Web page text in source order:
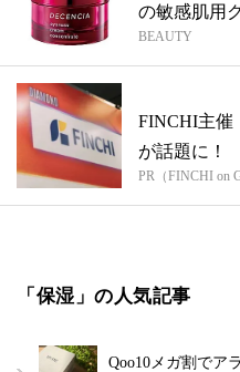
の敏感肌用
BEAUTY
FINCHI主催
が話題に！
PR（FINCHI on
「保湿」の人気記事
Qoo10メガ割でア